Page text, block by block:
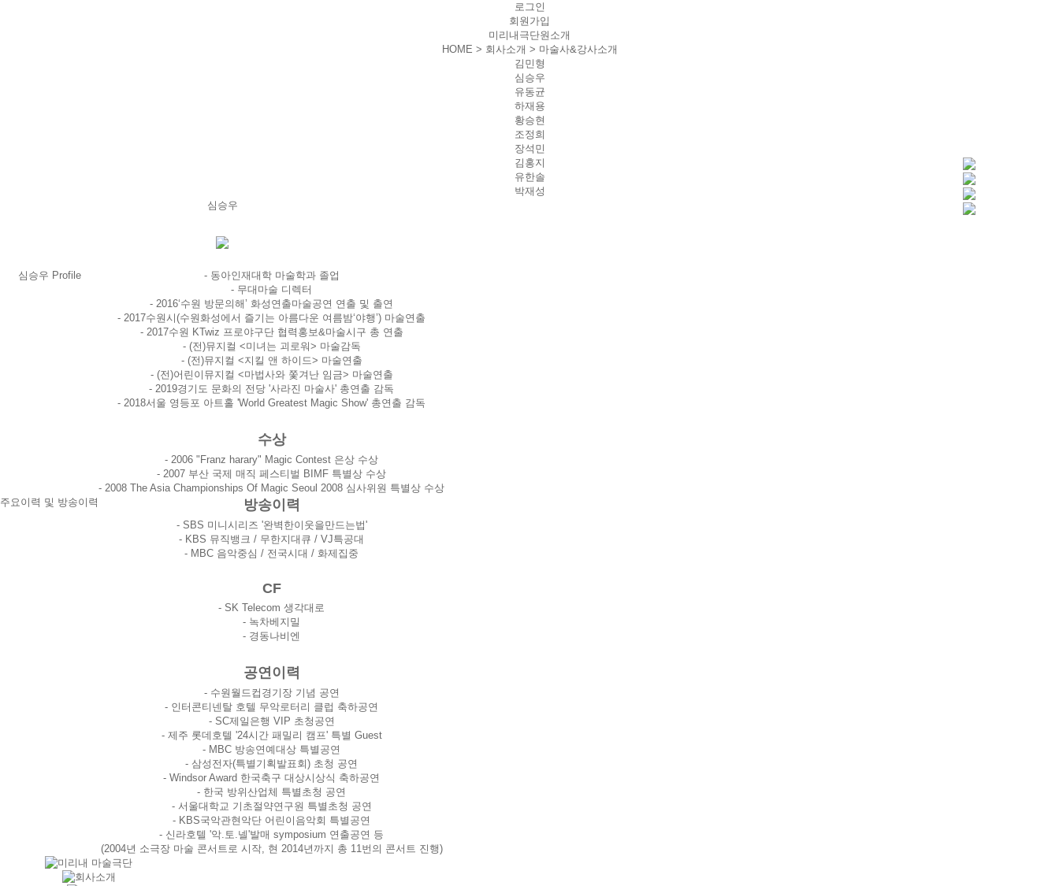
로그인
회원가입
미리내극단원소개
HOME > 회사소개 > 마술사&강사소개
김민형
심승우
유동균
하재용
황승현
조정희
장석민
김홍지
유한솔
박재성
심승우
심승우 Profile
- 동아인재대학 마술학과 졸업
- 무대마술 디렉터
- 2016‘수원 방문의해’ 화성연출마술공연 연출 및 출연
- 2017수원시(수원화성에서 즐기는 아름다운 여름밤‘야행’) 마술연출
- 2017수원 KTwiz 프로야구단 협력홍보&마술시구 총 연출
- (전)뮤지컬 <미녀는 괴로워> 마술감독
- (전)뮤지컬 <지킬 앤 하이드> 마술연출
- (전)어린이뮤지컬 <마법사와 쫓겨난 임금> 마술연출
- 2019경기도 문화의 전당 '사라진 마술사' 총연출 감독
- 2018서울 영등포 아트홀 'World Greatest Magic Show' 총연출 감독
수상
- 2006 "Franz harary" Magic Contest 은상 수상
- 2007 부산 국제 매직 페스티벌 BIMF 특별상 수상
- 2008 The Asia Championships Of Magic Seoul 2008 심사위원 특별상 수상
주요이력 및 방송이력
방송이력
- SBS 미니시리즈 '완벽한이웃을만드는법'
- KBS 뮤직뱅크 / 무한지대큐 / VJ특공대
- MBC 음악중심 / 전국시대 / 화제집중
CF
- SK Telecom 생각대로
- 녹차베지밀
- 경동나비엔
공연이력
- 수원월드컵경기장 기념 공연
- 인터콘티넨탈 호텔 무악로터리 클럽 축하공연
- SC제일은행 VIP 초청공연
- 제주 롯데호텔 '24시간 패밀리 캠프' 특별 Guest
- MBC 방송연예대상 특별공연
- 삼성전자(특별기획발표회) 초청 공연
- Windsor Award 한국축구 대상시상식 축하공연
- 한국 방위산업체 특별초청 공연
- 서울대학교 기초절약연구원 특별초청 공연
- KBS국악관현악단 어린이음악회 특별공연
- 신라호텔 '악.토.넬'발매 symposium 연출공연 등
(2004년 소극장 마술 콘서트로 시작, 현 2014년까지 총 11번의 콘서트 진행)